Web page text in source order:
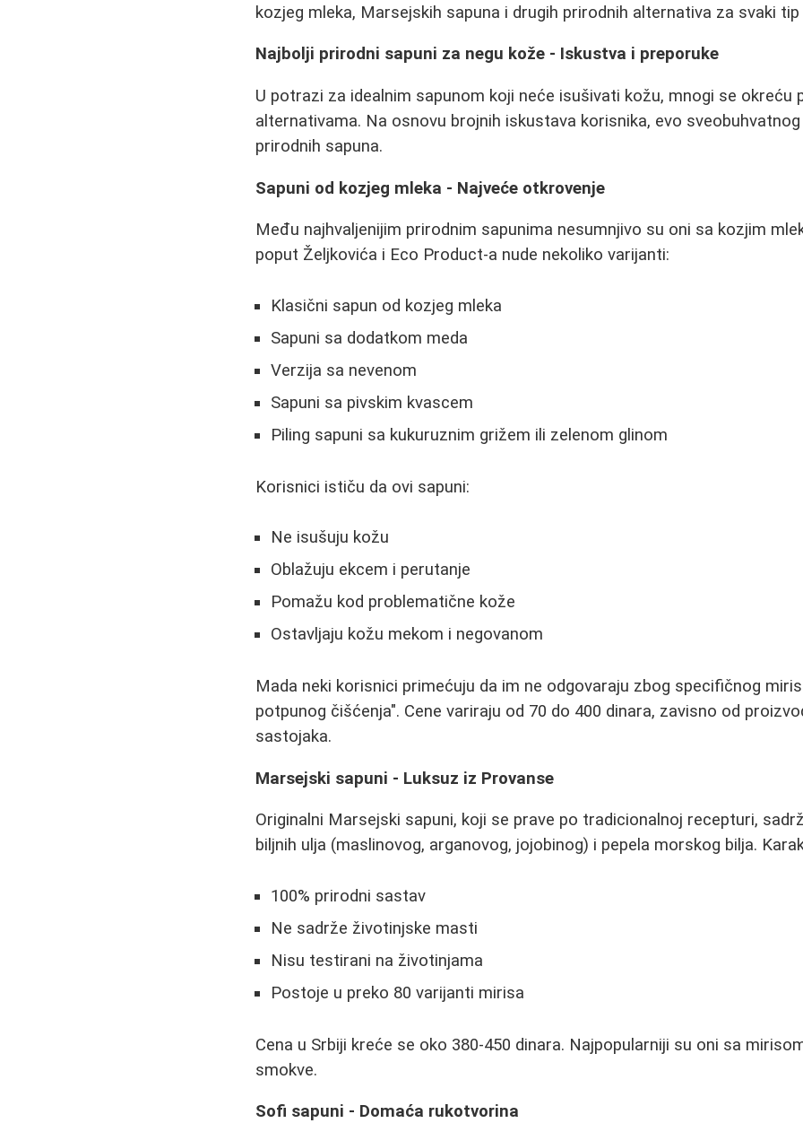
kozjeg mleka, Marsejskih sapuna i drugih prirodnih alternativa za svaki tip
Najbolji prirodni sapuni za negu kože - Iskustva i preporuke
U potrazi za idealnim sapunom koji neće isušivati kožu, mnogi se okreću
alternativama. Na osnovu brojnih iskustava korisnika, evo
prirodnih sapuna.
Sapuni od kozjeg mleka - Najveće otkrovenje
Među najhvaljenijim prirodnim sapunima nesumnjivo su oni sa kozjim
poput Željkovića i Eco Product-a nude nekoliko varijanti:
Klasični sapun od kozjeg mleka
Sapuni sa dodatkom meda
Verzija sa nevenom
Sapuni sa pivskim kvascem
Piling sapuni sa kukuruznim grižem ili zelenom glinom
Korisnici ističu da ovi sapuni:
Ne isušuju kožu
Oblažuju ekcem i perutanje
Pomažu kod problematične kože
Ostavljaju kožu mekom i negovanom
Mada neki korisnici primećuju da im ne odgovaraju zbog specifičnog
potpunog čišćenja". Cene variraju od 70 do 400 dinara, zavisno od
sastojaka.
Marsejski sapuni - Luksuz iz Provanse
Originalni Marsejski sapuni, koji se prave po tradicionalnoj recepturi,
biljnih ulja (maslinovog, arganovog, jojobinog) i pepela morskog bilja.
100% prirodni sastav
Ne sadrže životinjske masti
Nisu testirani na životinjama
Postoje u preko 80 varijanti mirisa
Cena u Srbiji kreće se oko 380-450 dinara. Najpopularniji su oni sa
smokve.
Sofi sapuni - Domaća rukotvorina